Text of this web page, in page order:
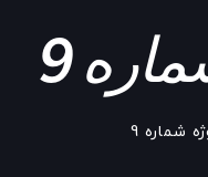
9
شماره 9